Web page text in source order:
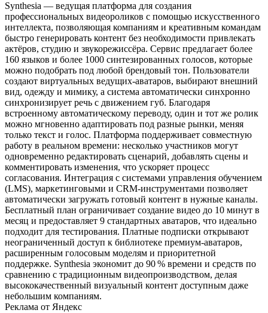
Synthesia — ведущая платформа для создания
профессиональных видеороликов с помощью искусственного
интеллекта, позволяющая компаниям и креативным командам
быстро генерировать контент без необходимости привлекать
актёров, студию и звукорежиссёра. Сервис предлагает более
160 языков и более 1000 синтезированных голосов, которые
можно подобрать под любой брендовый тон. Пользователи
создают виртуальных ведущих‑аватаров, выбирают внешний
вид, одежду и мимику, а система автоматически синхронно
синхронизирует речь с движением губ. Благодаря
встроенному автоматическому переводу, один и тот же ролик
можно мгновенно адаптировать под разные рынки, меняя
только текст и голос. Платформа поддерживает совместную
работу в реальном времени: несколько участников могут
одновременно редактировать сценарий, добавлять сцены и
комментировать изменения, что ускоряет процесс
согласования. Интеграция с системами управления обучением
(LMS), маркетинговыми и CRM‑инструментами позволяет
автоматически загружать готовый контент в нужные каналы.
Бесплатный план ограничивает создание видео до 10 минут в
месяц и предоставляет 9 стандартных аватаров, что идеально
подходит для тестирования. Платные подписки открывают
неограниченный доступ к библиотеке премиум‑аватаров,
расширенным голосовым моделям и приоритетной
поддержке. Synthesia экономит до 90 % времени и средств по
сравнению с традиционным видеопроизводством, делая
высококачественный визуальный контент доступным даже
небольшим компаниям.
Реклама от Яндекс